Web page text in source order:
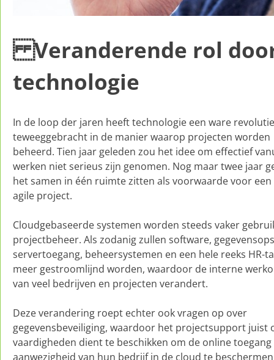
Veranderende rol
technologie
In de loop der jaren heeft technologie een ware revolutie
teweeggebracht in de manier waarop projecten worden
beheerd. Tien jaar geleden zou het idee om effectief
werken niet serieus zijn genomen. Nog maar twee jaar
het samen in één ruimte zitten als voorwaarde voor een
agile project.
Cloudgebaseerde systemen worden steeds vaker
projectbeheer. Als zodanig zullen software,
servertoegang, beheersystemen en een hele reeks HR-
meer gestroomlijnd worden, waardoor de interne
van veel bedrijven en projecten verandert.
Deze verandering roept echter ook vragen op over
gegevensbeveiliging, waardoor het projectsupport juist
vaardigheden dient te beschikken om de online toegang
aanwezigheid van hun bedrijf in de cloud te